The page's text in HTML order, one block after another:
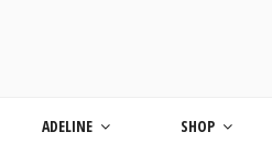
ADELINE SHOP